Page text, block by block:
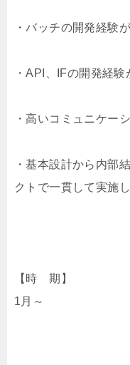
・バッチの開発経験
・API、IFの開発経験
・高いコミュニケー
・基本設計から内部
クトで一貫して実施
【時 期】
1月～